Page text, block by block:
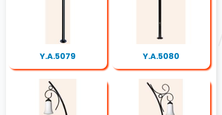
Y.A.5079 Y.A.5080